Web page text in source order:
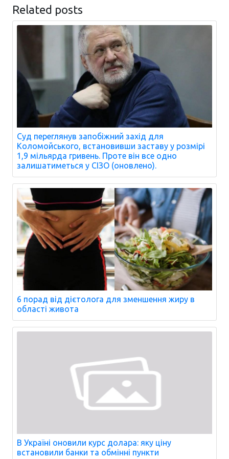
Related posts
Суд переглянув запобіжний захід для
Коломойського, встановивши заставу у розмірі
1,9 мільярда гривень. Проте він все одно
залишатиметься у СІЗО (оновлено).
6 порад від дієтолога для зменшення жиру в
області живота
В Україні оновили курс долара: яку ціну
встановили банки та обмінні пункти